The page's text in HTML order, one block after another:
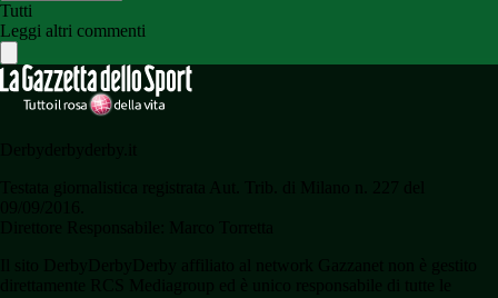
Tutti
Leggi altri commenti